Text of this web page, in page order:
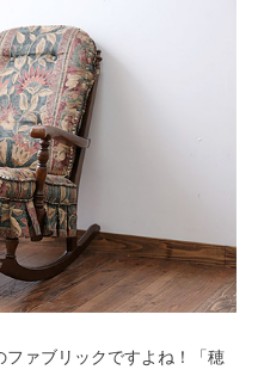
ファブリックですよね！「穂